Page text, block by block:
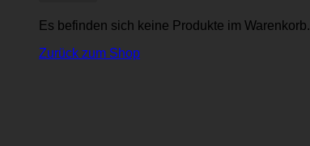
Es befinden sich keine Produkte im Warenkorb.
Zurück zum Shop